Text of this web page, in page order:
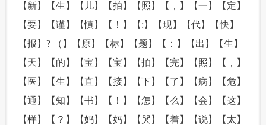
【新】【生】【儿】【拍】【照】【，】【一】【定】
【要】【谨】【慎】【！】【:】【现】【代】【快】
【报】? （】【原】【标】【题】【：】【出】【生】
【天】【的】【宝】【宝】【拍】【完】【照】【，】
【医】【生】【直】【接】【下】【了】【病】【危】
【通】【知】【书】【！】【怎】【么】【会】【这】
【样】【？】【妈】【妈】【哭】【着】【说】【太】